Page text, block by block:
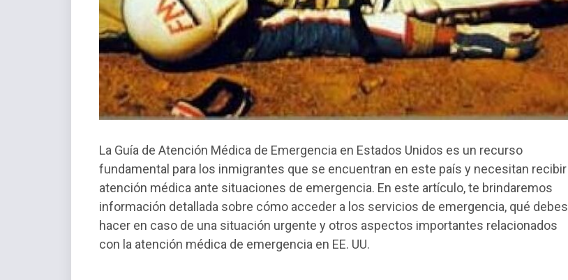
La Guía de Atención Médica de Emergencia en Estados Unidos es un recurso
fundamental para los inmigrantes que se encuentran en este país y necesitan recibir
atención médica ante situaciones de emergencia. En este artículo, te brindaremos
información detallada sobre cómo acceder a los servicios de emergencia, qué debes
hacer en caso de una situación urgente y otros aspectos importantes relacionados
con la atención médica de emergencia en EE. UU.